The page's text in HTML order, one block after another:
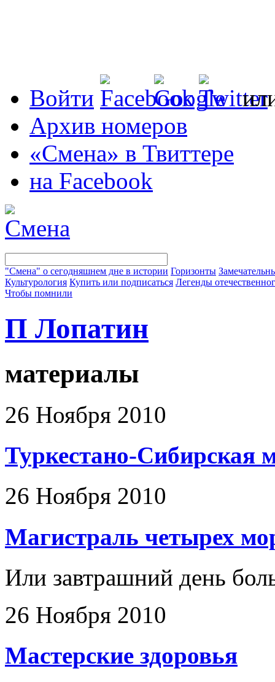
Войти
Архив номеров
«Смена» в Твиттере
на Facebook
"Смена" о сегодняшнем дне в истории Горизонты
Культурология Купить или подписаться Легенды
Чтобы помнили
П Лопатин
материалы
26 Ноября 2010
Туркестано-Сибирская
26 Ноября 2010
Магистраль четырех
Или завтрашний день
26 Ноября 2010
Мастерские здоровья